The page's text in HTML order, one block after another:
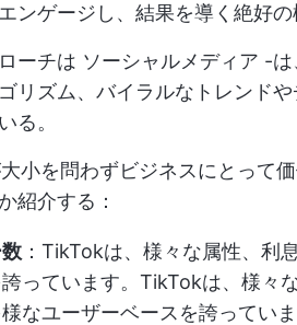
ンゲージし、結果を導く絶好の
ーチは ソーシャルメディア -は
リズム、バイラルなトレンド
る。
小を問わずビジネスにとって
紹介する：
：TikTokは、様々な属性、利
っています。TikTokは、様々
なユーザーベースを誇ってい